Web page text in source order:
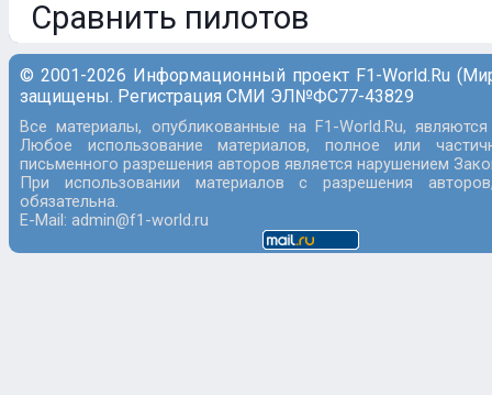
Сравнить пилотов
© 2001-2026 Информационный проект F1-World.Ru
защищены. Регистрация СМИ ЭЛ№ФС77-43829
Все материалы, опубликованные на F1-World.Ru,
Любое использование материалов, полное или
письменного разрешения авторов является нарушением
При использовании материалов с разрешения
обязательна.
E-Mail: admin@f1-world.ru